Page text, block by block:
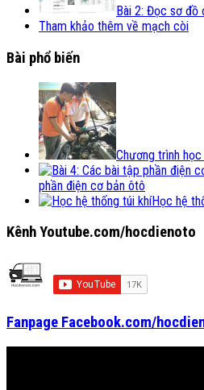
Bài 2: Đọc sơ đồ
Tham khảo thêm về mạch còi
Bài phổ biến
Chương trình
phần điện cơ bản ôtô
Học hệ
Kênh Youtube.com/hocdienoto
Fanpage Facebook.com/